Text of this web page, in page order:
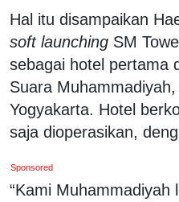
Hal itu disampaikan
soft launching SM
sebagai hotel pertama
Suara
Yogyakarta. Hotel
saja dioperasikan,
Sponsored
“Kami Muhammadiyah